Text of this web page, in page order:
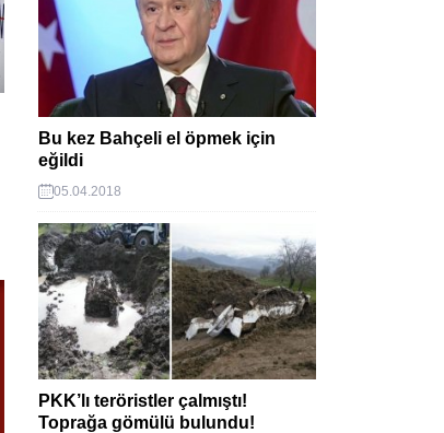
Bu kez Bahçeli el öpmek için
eğildi
05.04.2018
PKK’lı teröristler çalmıştı!
Toprağa gömülü bulundu!